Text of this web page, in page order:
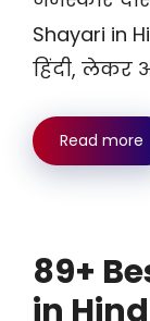
Shayari in
हिंदी, लेकर
Read more
89+
in